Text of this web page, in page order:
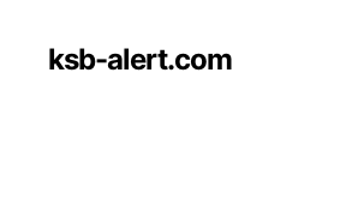
ksb-alert.com